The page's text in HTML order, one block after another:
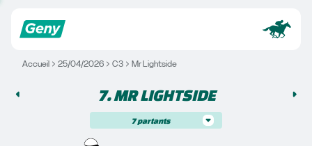
Accueil 25/04/2026 C3 Mr Lightside
7. MR LIGHTSIDE
7 partants